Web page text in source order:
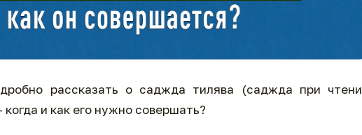
рассказать о саджда тилява (саджда при
и как его нужно совершать?